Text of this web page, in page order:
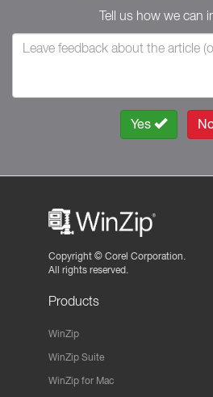
Tell us how we can
Yes
Copyright © Corel Corporation.
All rights reserved.
Products
WinZip
WinZip Suite
WinZip for Mac